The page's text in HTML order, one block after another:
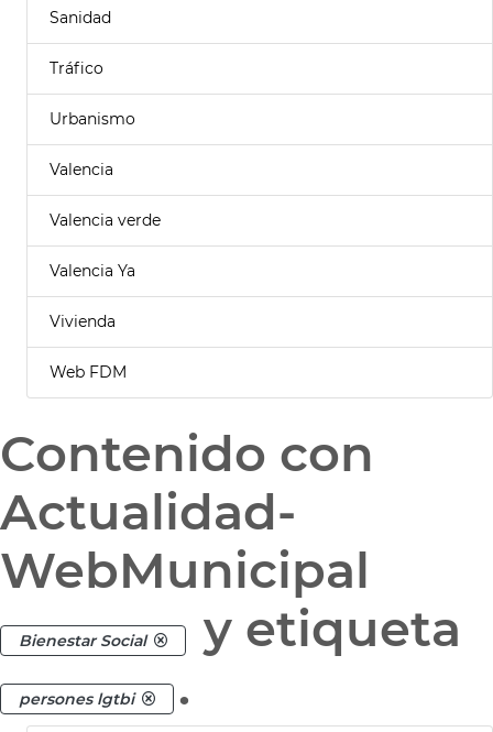
Sanidad
Tráfico
Urbanismo
Valencia
Valencia verde
Valencia Ya
Vivienda
Web FDM
Contenido con
Actualidad-
WebMunicipal
Bienestar Social y etiqueta
persones lgtbi .